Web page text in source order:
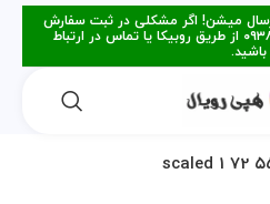
میشن! اگر مشکلی در ثبت سفارش
داشتین، میتونین با ۰۹۳۸۲۱۵۳۴۷۸ از طریق روبیکا یا تماس در ارتباط
باشید.